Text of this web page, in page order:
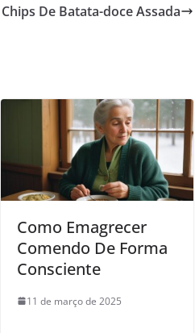
De Batata-doce Assada
Como Emagrecer
Comendo De Forma
Consciente
11 de março de 2025